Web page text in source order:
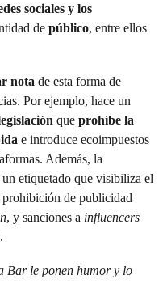
sociales y los
de público, entre ellos
nota de esta forma de
Por ejemplo, hace un
que prohíbe la
e introduce ecoimpuestos
Además, la
etiquetado que visibiliza el
prohibición de publicidad
, y sanciones a influencers
Bar le ponen humor y lo